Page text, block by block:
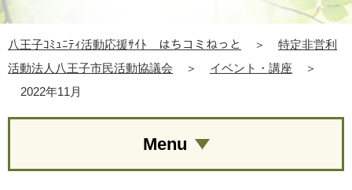
八王子ｺﾐｭﾆﾃｨ活動応援ｻｲﾄ はちコミねっと ＞
特定非営利
活動法人八王子市民活動協議会
＞ イベント・講座
＞
2022年11月
Menu